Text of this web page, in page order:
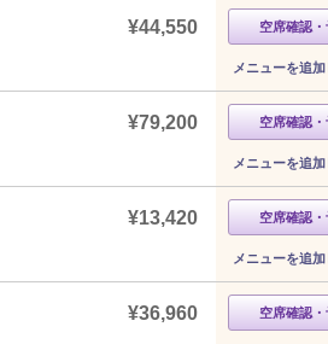
¥44,550 空席確認・
メニューを追
¥79,200 空席確認・
メニューを追
¥13,420 空席確認・
メニューを追
¥36,960 空席確認・